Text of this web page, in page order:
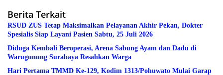
Berita Terkait
RSUD ZUS Tetap Maksimalkan Pelayanan Akhir Pekan, Dokter
Spesialis Siap Layani Pasien Sabtu, 25 Juli 2026
Diduga Kembali Beroperasi, Arena Sabung Ayam dan Dadu di
Warugunung Surabaya Resahkan Warga
Hari Pertama TMMD Ke-129, Kodim 1313/Pohuwato Mulai Garap